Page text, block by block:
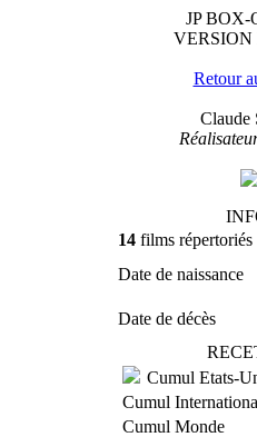
JP BOX-
Retour
Claude
14films répertoriés
Date de naissance
Date de décès
Cumul Etats-
Cumul
Cumul Monde